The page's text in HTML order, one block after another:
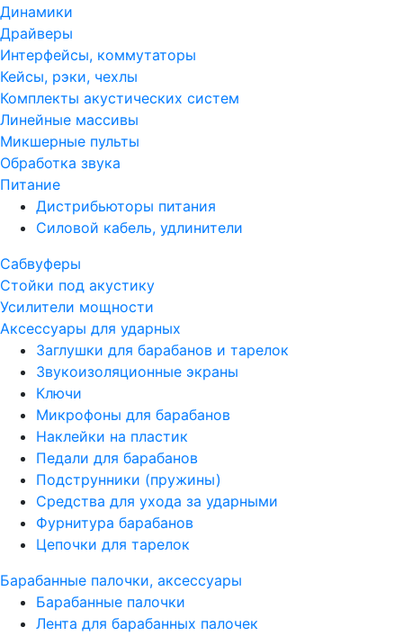
Динамики
Драйверы
Интерфейсы, коммутаторы
Кейсы, рэки, чехлы
Комплекты акустических систем
Линейные массивы
Микшерные пульты
Обработка звука
Питание
Дистрибьюторы питания
Силовой кабель, удлинители
Сабвуферы
Стойки под акустику
Усилители мощности
Аксессуары для ударных
Заглушки для барабанов и тарелок
Звукоизоляционные экраны
Ключи
Микрофоны для барабанов
Наклейки на пластик
Педали для барабанов
Подструнники (пружины)
Средства для ухода за ударными
Фурнитура барабанов
Цепочки для тарелок
Барабанные палочки, аксессуары
Барабанные палочки
Лента для барабанных палочек